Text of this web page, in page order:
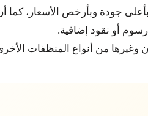
جودة وبأرخص الأسعار، كما
رسوم أو نقود إضافية.
وغيرها من أنواع المنظفات